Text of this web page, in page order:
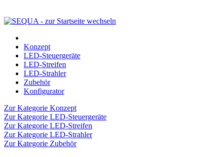
Konzept
LED-Steuergeräte
LED-Streifen
LED-Strahler
Zubehör
Konfigurator
Zur Kategorie Konzept
Zur Kategorie LED-Steuergeräte
Zur Kategorie LED-Streifen
Zur Kategorie LED-Strahler
Zur Kategorie Zubehör